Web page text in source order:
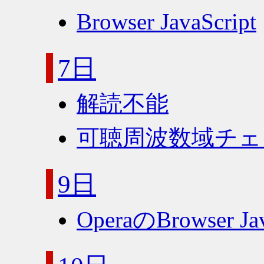
Browser JavaScript
7日
解読不能
可聴周波数域チ
9日
OperaのBrowser